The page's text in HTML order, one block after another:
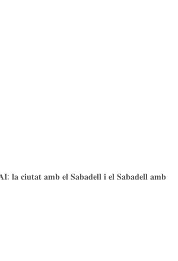
𝐜𝐢𝐮𝐭𝐚𝐭 𝐚𝐦𝐛 𝐞𝐥 𝐒𝐚𝐛𝐚𝐝𝐞𝐥𝐥 𝐢 𝐞𝐥 𝐒𝐚𝐛𝐚𝐝𝐞𝐥𝐥 𝐚𝐦𝐛